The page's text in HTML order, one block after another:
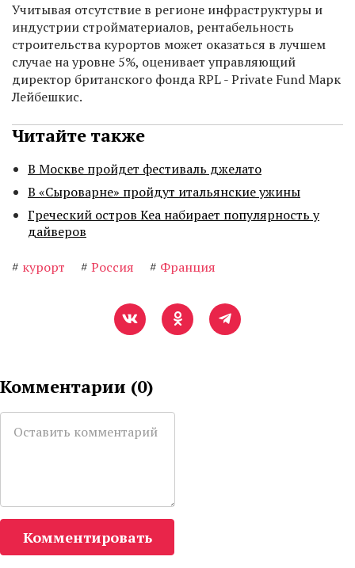
Учитывая отсутствие в регионе инфраструктуры и
индустрии стройматериалов, рентабельность
строительства курортов может оказаться в лучшем
случае на уровне 5%, оценивает управляющий
директор британского фонда RPL - Private Fund Марк
Лейбешкис.
Читайте также
В Москве пройдет фестиваль джелато
В «Сыроварне» пройдут итальянские ужины
Греческий остров Кеа набирает популярность у
дайверов
# курорт # Россия # Франция
Комментарии (0)
Комментировать